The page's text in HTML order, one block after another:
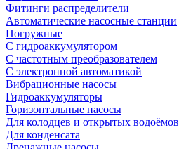
Фитинги распределители
Автоматические насосные станции
Погружные
С гидроаккумулятором
С частотным преобразователем
С электронной автоматикой
Вибрационные насосы
Гидроаккумуляторы
Горизонтальные насосы
Для колодцев и открытых водоёмов
Для конденсата